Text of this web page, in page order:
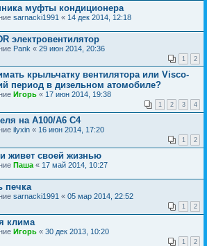
муфты кондиционера
sarnacki1991 « 14 дек 2014, 12:18
электровентилятор
Pank « 29 июн 2014, 20:36
1 2
крыльчатку вентилятора или Visco-
период в дизельном атомобиле?
Игорь « 17 июн 2014, 19:38
1 2 3 4
на А100/A6 C4
ilyxin « 16 июн 2014, 17:20
1 2
живет своей жизнью
Паша « 17 май 2014, 10:27
печка
sarnacki1991 « 05 мар 2014, 22:52
1 2
клима
Игорь « 30 дек 2013, 10:20
1 2